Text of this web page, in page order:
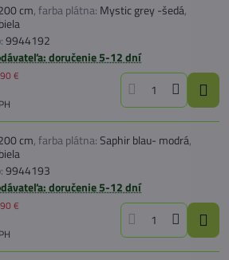
cm,farba plátna: Mystic grey -šedá,
biela
9944192
doručenie 5-12 dní
€
cm,farba plátna:Saphir blau- modrá,
biela
9944193
doručenie 5-12 dní
€